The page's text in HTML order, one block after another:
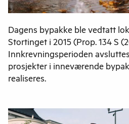
Dagens bypakke ble vedtatt
Stortinget i 2015 (Prop. 134 S
Innkrevningsperioden
prosjekter i inneværende
realiseres.